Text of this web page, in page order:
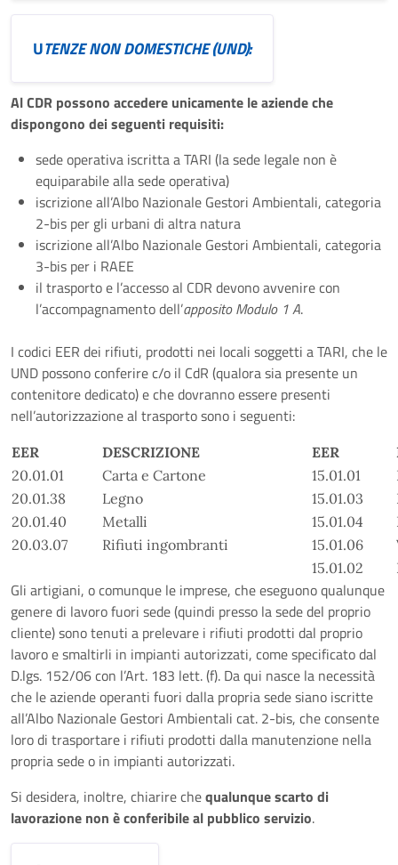
UTENZE NON DOMESTICHE (UND):
Al CDR possono accedere unicamente le aziende che
dispongono dei seguenti requisiti:
sede operativa iscritta a TARI (la sede legale non è
equiparabile alla sede operativa)
iscrizione all’Albo Nazionale Gestori Ambientali, categoria
2-bis per gli urbani di altra natura
iscrizione all’Albo Nazionale Gestori Ambientali, categoria
3-bis per i RAEE
il trasporto e l’accesso al CDR devono avvenire con
l’accompagnamento dell’apposito Modulo 1 A.
I codici EER dei rifiuti, prodotti nei locali soggetti a TARI, che le
UND possono conferire c/o il CdR (qualora sia presente un
contenitore dedicato) e che dovranno essere presenti
nell’autorizzazione al trasporto sono i seguenti:
EER DESCRIZIONE EER
20.01.01
Carta e Cartone 15.01.01
20.01.38
Legno 15.01.03
20.01.40
Metalli 15.01.04
20.03.07
Rifiuti ingombranti 15.01.06
15.01.02
Gli artigiani, o comunque le imprese, che eseguono qualunque
genere di lavoro fuori sede (quindi presso la sede del proprio
cliente) sono tenuti a prelevare i rifiuti prodotti dal proprio
lavoro e smaltirli in impianti autorizzati, come specificato dal
D.lgs. 152/06 con l’Art. 183 lett. (f). Da qui nasce la necessità
che le aziende operanti fuori dalla propria sede siano iscritte
all’Albo Nazionale Gestori Ambientali cat. 2-bis, che consente
loro di trasportare i rifiuti prodotti dalla manutenzione nella
propria sede o in impianti autorizzati.
Si desidera, inoltre, chiarire chequalunque scarto di
lavorazione non è conferibile al pubblico servizio.